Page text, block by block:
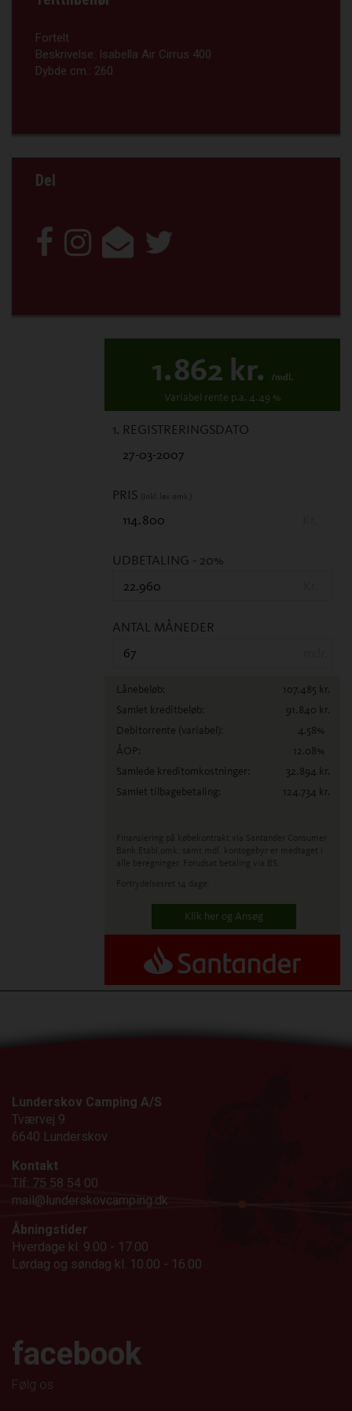
Fortelt
Beskrivelse: Isabella Air Cirrus 400
Dybde cm.: 260
Del
1.862 kr. /mdl.
Variabel rente p.a. 4.49 %
1. REGISTRERINGSDATO
PRIS (Inkl. lev. omk.)
UDBETALING - 20%
ANTAL MÅNEDER
Lånebeløb: 107.485 kr.
Samlet kreditbeløb:
91.840 kr.
Debitorrente (variabel): 4.58%
ÅOP:
12.08%
Samlede kreditomkostninger:
32.894 kr.
Samlet tilbagebetaling:
124.734 kr.
Finansiering på købekontrakt via Santander Consumer
Bank.
Etabl.omk. samt mdl. kontogebyr er medtaget i
alle beregninger. Forudsat betaling via BS.
Fortrydelsesret 14 dage.
Klik her og Ansøg
Lunderskov Camping A/S
Tværvej 9
6640 Lunderskov
Kontakt
Tlf: 75 58 54 00
mail@lunderskovcamping.dk
Åbningstider
Hverdage kl. 9.00 - 17.00
Lørdag og søndag kl. 10.00 - 16.00
facebook
Følg os